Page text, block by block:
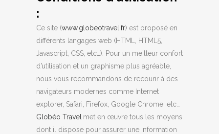
:
Ce site (www.globeotravel.fr) est proposé en
différents langages web (HTML, HTML5,
Javascript, CSS, etc…). Pour un meilleur confort
d’utilisation et un graphisme plus agréable,
nous vous recommandons de recourir à des
navigateurs modernes comme Internet
explorer, Safari, Firefox, Google Chrome, etc…
Globéo Travel met en œuvre tous les moyens
dont il dispose pour assurer une information